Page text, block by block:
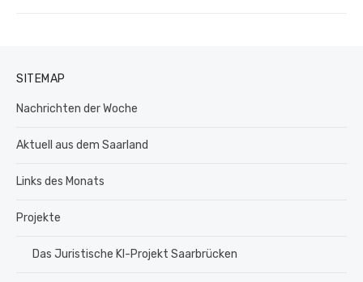
SITEMAP
Nachrichten der Woche
Aktuell aus dem Saarland
Links des Monats
Projekte
Das Juristische KI-Projekt Saarbrücken